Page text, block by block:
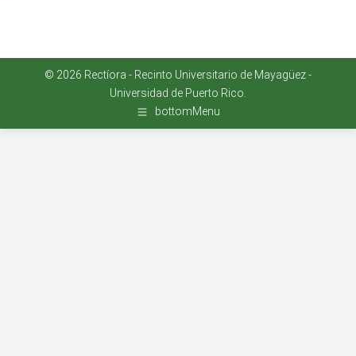
© 2026 Rectíora - Recinto Universitario de Mayagüez-
Universidad de Puerto Rico
bottomMenu